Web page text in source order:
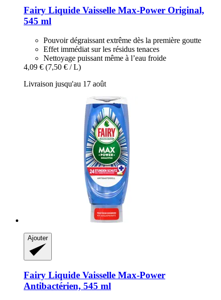
Fairy Liquide Vaisselle Max-​Power Original,
545 ml
Pouvoir dégraissant extrême dès la première goutte
Effet immédiat sur les résidus tenaces
Nettoyage puissant même à l’eau froide
4,09 € (7,50 € / L)
Livraison jusqu'au 17 août
Ajouter
Fairy Liquide Vaisselle Max-​Power
Antibactérien, 545 ml